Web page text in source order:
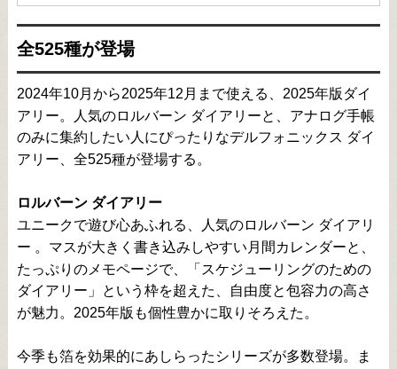
全525種が登場
2024年10月から2025年12月まで使える、2025年版ダイ
アリー。人気のロルバーン ダイアリーと、アナログ手帳
のみに集約したい人にぴったりなデルフォニックス ダイ
アリー、全525種が登場する。
ロルバーン ダイアリー
ユニークで遊び心あふれる、人気のロルバーン ダイアリ
ー 。マスが大きく書き込みしやすい月間カレンダーと、
たっぷりのメモページで、「スケジューリングのための
ダイアリー」という枠を超えた、自由度と包容力の高さ
が魅力。2025年版も個性豊かに取りそろえた。
今季も箔を効果的にあしらったシリーズが多数登場。ま